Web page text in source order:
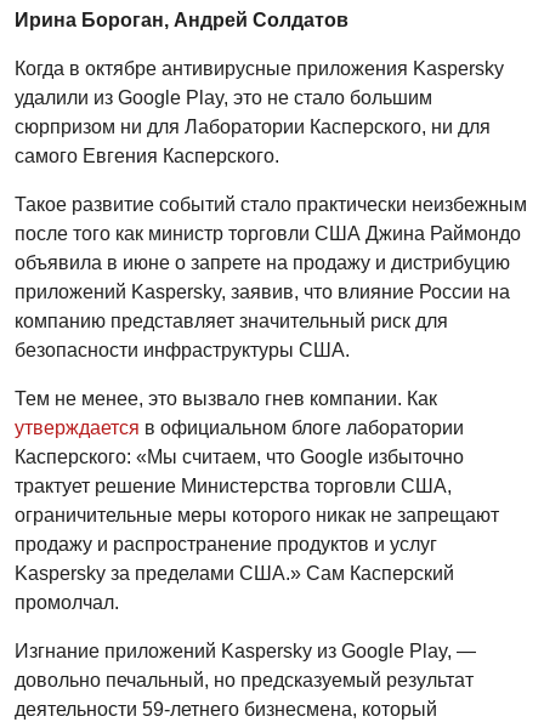
Ирина Бороган, Андрей Солдатов
Когда в октябре антивирусные приложения Kaspersky
удалили из Google Play, это не стало большим
сюрпризом ни для Лаборатории Касперского, ни для
самого Евгения Касперского.
Такое развитие событий стало практически неизбежным
после того как министр торговли США Джина Раймондо
объявила в июне о запрете на продажу и дистрибуцию
приложений Kaspersky, заявив, что влияние России на
компанию представляет значительный риск для
безопасности инфраструктуры США.
Тем не менее, это вызвало гнев компании. Как
утверждается в официальном блоге лаборатории
Касперского: «Мы считаем, что Google избыточно
трактует решение Министерства торговли США,
ограничительные меры которого никак не запрещают
продажу и распространение продуктов и услуг
Kaspersky за пределами США.» Сам Касперский
промолчал.
Изгнание приложений Kaspersky из Google Play, —
довольно печальный, но предсказуемый результат
деятельности 59-летнего бизнесмена, который